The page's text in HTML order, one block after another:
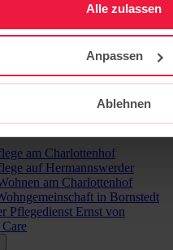
Alle zulassen
Anpassen
Ablehnen
(Berlin)
und Entwicklung
Entwicklung
am Charlottenhof
auf Hermannswerder
am Charlottenhof
in Bornstedt
Pflegedienst Ernst von